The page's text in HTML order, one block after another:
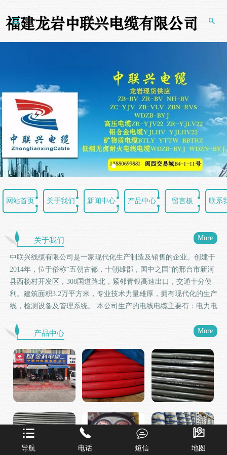

导航

电话

短信

地图


网站首页 关于我们 新闻中心 产品中心 留言板 联系
关于我们 More
中联兴线缆有限公司是一家现代化生产制造及销售的企业。创建于
2014年，位于俗称“五朝古都，十朝雄郡，国中之国”的邢台市新河
县西杨村开发区，308国道路北，紧邻青银高速出口，交通十分便
利。建筑面积3.2万平方米，专业技术力量雄厚，拥有现代化的生产
线，检测设备及管理系统。 本公司生产的电线电缆主要有：电力电
电缆、铝合金电缆等几十种系列。产品严格执行国际标准
（IEC）、国家标准（GB）、和机械部标准（JB）、实行严格的过
程检测和出厂检测，产品通过中国国家强制性CCC认证和通过
ISO9001质量管理体系认证。 中联兴电缆以“创新、诚信、服务、
务实”的企业精神，始终坚持以质量求生存，以信誉求发展，以管
理求效益的经营理念，持续供应市场和客户品质保障，工艺精良的
优质产品，通过不断进行自身资源优化整合，为打造邢台市、河北
省至国内名优品牌不懈努力！
产品中心 More